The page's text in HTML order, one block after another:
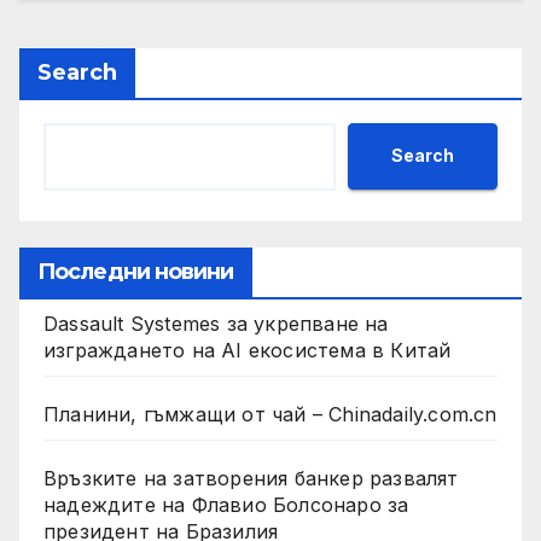
Search
Search
Последни новини
Dassault Systemes за укрепване на
изграждането на AI екосистема в Китай
Планини, гъмжащи от чай – Chinadaily.com.cn
Връзките на затворения банкер развалят
надеждите на Флавио Болсонаро за
президент на Бразилия